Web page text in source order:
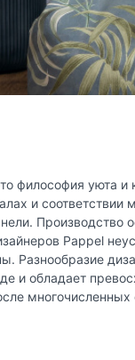
философия уюта
и
Pappel
Разнообразие
и обладает
многочисленных